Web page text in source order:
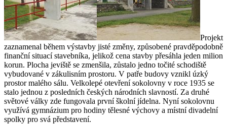
Projekt
zaznamenal během výstavby jisté změny, způsobené pravděpodobně
finanční situací stavebníka, jelikož cena stavby přesáhla jeden milion
korun. Plocha jeviště se zmenšila, zůstalo jedno točité schodiště
vybudované v zákulisním prostoru. V patře budovy vznikl úzký
prostor malého sálu. Velkolepé otevření sokolovny v roce 1935 se
stalo jednou z posledních českých národních slavností. Za druhé
světové války zde fungovala první školní jídelna. Nyní sokolovnu
využívá gymnázium pro hodiny tělesné výchovy a místní divadelní
spolky pro svá představení.